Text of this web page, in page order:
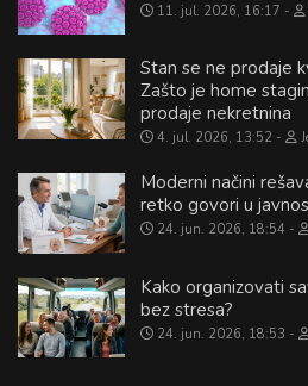
11. jul. 2026, 16:17
Stan se ne prodaje
Zašto je home
prodaje nekretnina
4. jul. 2026, 13:52
Moderni načini
retko govori u
24. jun. 2026, 18:54
Kako organizovati
bez stresa?
24. jun. 2026, 18:53